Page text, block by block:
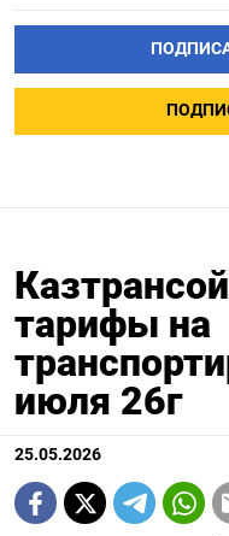
тарифы на
июля 26г
25.05.2026